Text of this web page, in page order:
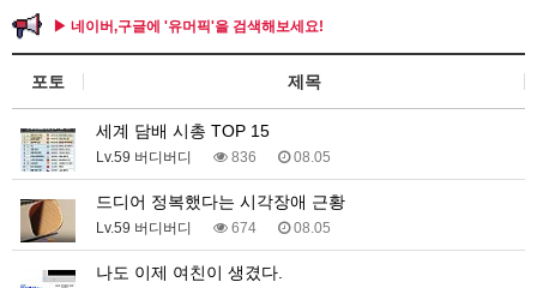
▶ 네이버,구글에 '유머픽'을 검색해보세요!
포토 제목
세계 담배 시총 TOP 15
Lv.59 버디버디 836 08.05
드디어 정복했다는 시각장애 근황
Lv.59 버디버디 674 08.05
나도 이제 여친이 생겼다.